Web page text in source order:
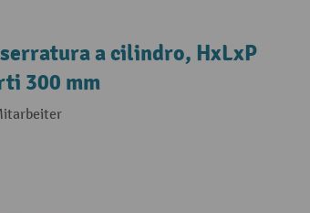
a cilindro, HxLxP
300 mm